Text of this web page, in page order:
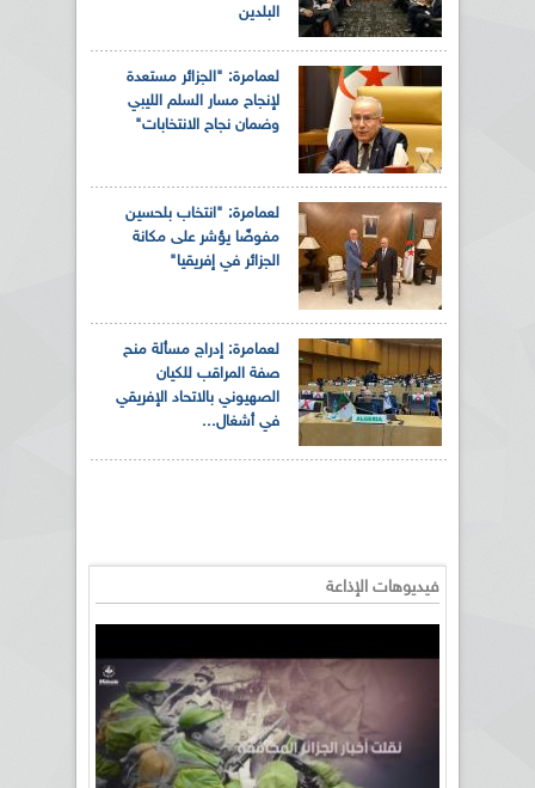
البلدين
لعمامرة: "الجزائر مستعدة
لإنجاح مسار السلم الليبي
وضمان نجاح الانتخابات"
لعمامرة: "انتخاب بلحسين
مفوضًا يؤشر على مكانة
الجزائر في إفريقيا"
لعمامرة: إدراج مسألة منح
صفة المراقب للكيان
الصهيوني بالاتحاد الإفريقي
في أشغال...
فيديوهات الإذاعة